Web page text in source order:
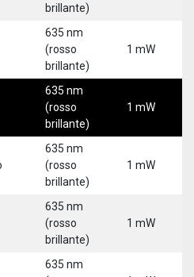
brillante)
635 nm
(rosso
brillante)
1 mW
635 nm
(rosso
brillante)
1 mW
635 nm
(rosso
brillante)
1 mW
635 nm
(rosso
brillante)
1 mW
635 nm